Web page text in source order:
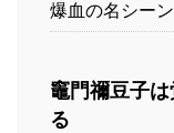
爆血の名シーン
竈門禰豆子
る